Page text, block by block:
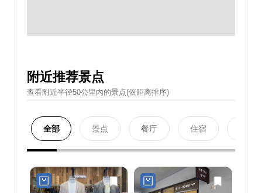
附近推荐景点
查看附近半径50公里內的景点(依距离排序)
全部 景点 餐厅 住宿